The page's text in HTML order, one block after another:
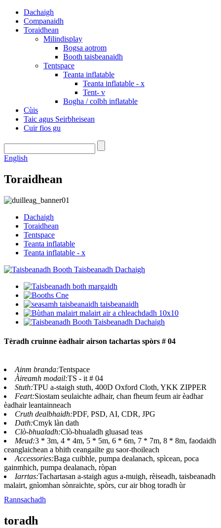
Dachaigh
Companaidh
Toraidhean
Milindisplay
Bogsa aotrom
Booth taisbeanaidh
Tentspace
Teanta inflatable
Teanta inflatable - x
Tent- v
Bogha / colbh inflatable
Cùis
Taic agus Seirbheisean
Cuir fios gu
English
Toraidhean
Dachaigh
Toraidhean
Tentspace
Teanta inflatable
Teanta inflatable - x
Tèradh cruinne èadhair airson tachartas spòrs # 04
Ainm branda:Tentspace
Àireamh modail:TS - it # 04
Stuth:TPU a-staigh stuth, 400D Oxford Cloth, YKK ZIPPER
Feart:Siostam seulaichte adhair, chan fheum feum air èadhar
èadhair leantainneach
Cruth dealbhaidh:PDF, PSD, AI, CDR, JPG
Dath:Cmyk làn dath
Clò-bhualadh:Clò-bhualadh gluasad teas
Meud:3 * 3m, 4 * 4m, 5 * 5m, 6 * 6m, 7 * 7m, 8 * 8m, faodaidh
ceanglaichean a bhith ceangailte gu saor-thoileach
Accessories:Baga cuibhle, pumpa dealanach, spìcean, poca
gainmhich, pumpa dealanach, ròpan
Iarrtas:Tachartasan a-staigh agus a-muigh, rèiseadh, taisbeanadh
malairt, gnìomhan sònraichte, spòrs, cur air bhog toradh ùr
Rannsachadh
toradh